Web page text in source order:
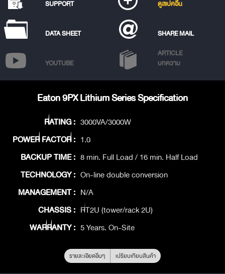
SUPPORT
ดูสเปคอื่น
DATA SHEET SHARE MAIL
YOUTUBE
ARTICLE
บทความ
Eaton 9PX Lithium Series Specification
RATING : 3000VA/3000W
POWER FACTOR : 1.0
BACKUP TIME : 8 min. Full Load / 16 min. Half Load
TECHNOLOGY : On-line double conversion
MANAGEMENT : N/A
CHASSIS : RT2U (tower/rack 2U)
WARRANTY : 5 Years. On-Site
รายละเอียดอื่นๆ เปรียบเทียบสินค้า